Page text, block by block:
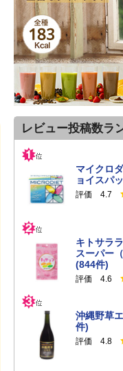
レビュー投稿数ラ
マイクロ
ョイスパ
評価 4.7
キトサラ
スーパー
(844件)
評価 4.6
沖縄野草
件)
評価 4.8